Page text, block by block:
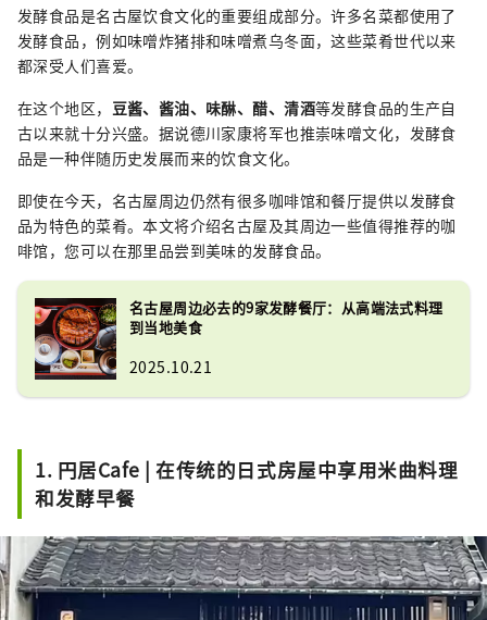
发酵食品是名古屋饮食文化的重要组成部分。许多名菜都使用了
发酵食品，例如味噌炸猪排和味噌煮乌冬面，这些菜肴世代以来
都深受人们喜爱。
在这个地区， 豆酱、酱油、味醂、醋、清酒等发酵食品的生产自
古以来就十分兴盛。据说德川家康将军也推崇味噌文化，发酵食
品是一种伴随历史发展而来的饮食文化。
即使在今天，名古屋周边仍然有很多咖啡馆和餐厅提供以发酵食
品为特色的菜肴。本文将介绍名古屋及其周边一些值得推荐的咖
啡馆，您可以在那里品尝到美味的发酵食品。
名古屋周边必去的9家发酵餐厅：从高端法式料理
到当地美食
2025.10.21
1. 円居Cafe | 在传统的日式房屋中享用米曲料理
和发酵早餐